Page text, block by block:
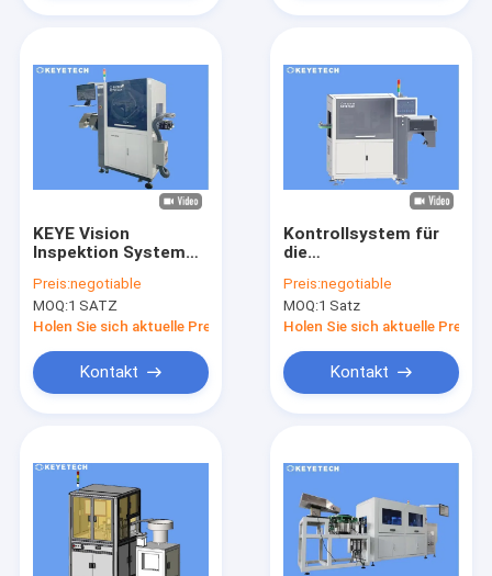
Produkte
Über uns
Fabrik-Ausflug
KEYE Vision
Inspektion System
Gewürzflaschenverschluss
Preis:negotiable
MOQ:1 SATZ
Holen Sie sich aktuelle Preis
Kontakt
Kontrollsystem für
die
von Plastikkappen
und von
Schließungen
Preis:negotiable
MOQ:1 Satz
Holen Sie sich aktuelle Preis
Kontakt